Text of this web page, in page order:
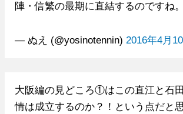
陣・信繁の最期に直結するのですね。
— ぬえ (@yosinotennin) 2016年4月
大阪編の見どころ①はこの直江と石
情は成立するのか？！という点だと